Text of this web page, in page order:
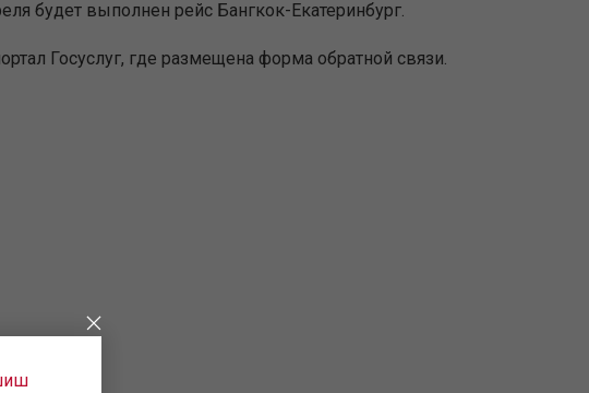
будет выполнен рейс Бангкок-Екатеринбург.
Госуслуг, где размещена форма обратной связи.